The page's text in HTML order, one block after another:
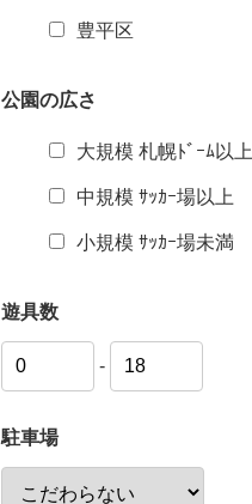
豊平区
公園の広さ
大規模 札幌ﾄﾞｰﾑ以上
中規模 ｻｯｶｰ場以上
小規模 ｻｯｶｰ場未満
遊具数
-
駐車場